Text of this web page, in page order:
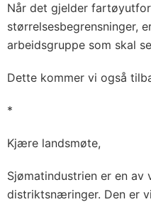
Når det gjelder
størrelsesbegrensninger,
arbeidsgruppe som skal
Dette kommer vi også
*
Kjære landsmøte,
Sjømatindustrien er en av
distriktsnæringer. Den er